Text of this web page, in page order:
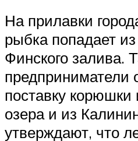
На прилавки
рыбка попадает
Финского залива.
предприниматели
поставку корюшки
озера и из
утверждают, что